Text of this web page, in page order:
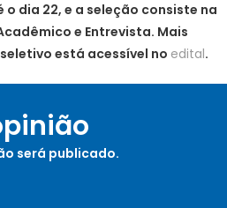
dia 22, e a seleção consiste na
e Entrevista. Mais
está acessível no edital.
será publicado.